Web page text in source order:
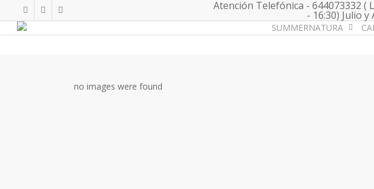
to
twitterfacebookinstagram Atención Telefónica - 644073332 (
- 16:30) Julio
SUMMERNATURA
no images were found